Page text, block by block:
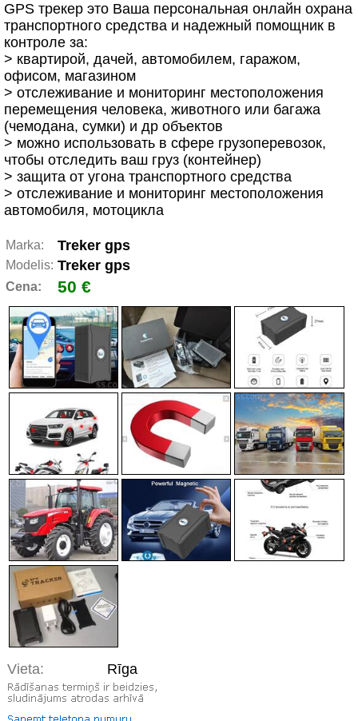
GPS трекер это Ваша персональная онлайн охрана
транспортного средства и надежный помощник в
контроле за:
> квартирой, дачей, автомобилем, гаражом,
офисом, магазином
> отслеживание и мониторинг местоположения
перемещения человека, животного или багажа
(чемодана, сумки) и др объектов
> можно использовать в сфере грузоперевозок,
чтобы отследить ваш груз (контейнер)
> защита от угона транспортного средства
> отслеживание и мониторинг местоположения
автомобиля, мотоцикла
Marka: Treker gps
Modelis: Treker gps
Cena: 50 €
Vieta: Rīga